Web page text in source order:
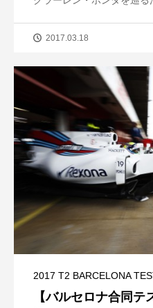
2017.03.18
2017 T2 BARCELONA
【バルセロナ合同テ